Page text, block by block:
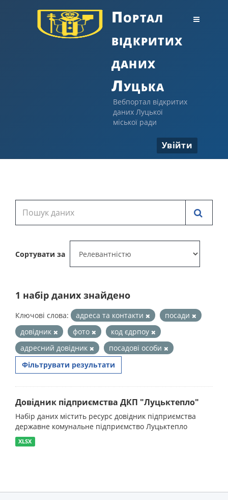
Портал
відкритих
даних
Луцька
Вебпортал відкритих
даних Луцької
міської ради
Увійти
Сортувати за
1 набір даних знайдено
Ключові слова: адреса та контакти
посади
довідник
фото
код єдрпоу
адресний довідник
посадові особи
Фільтрувати результати
Довідник підприємства ДКП "Луцьктепло"
Набір даних містить ресурс довідник підприємства
державне комунальне підприємство Луцьктепло
XLSX